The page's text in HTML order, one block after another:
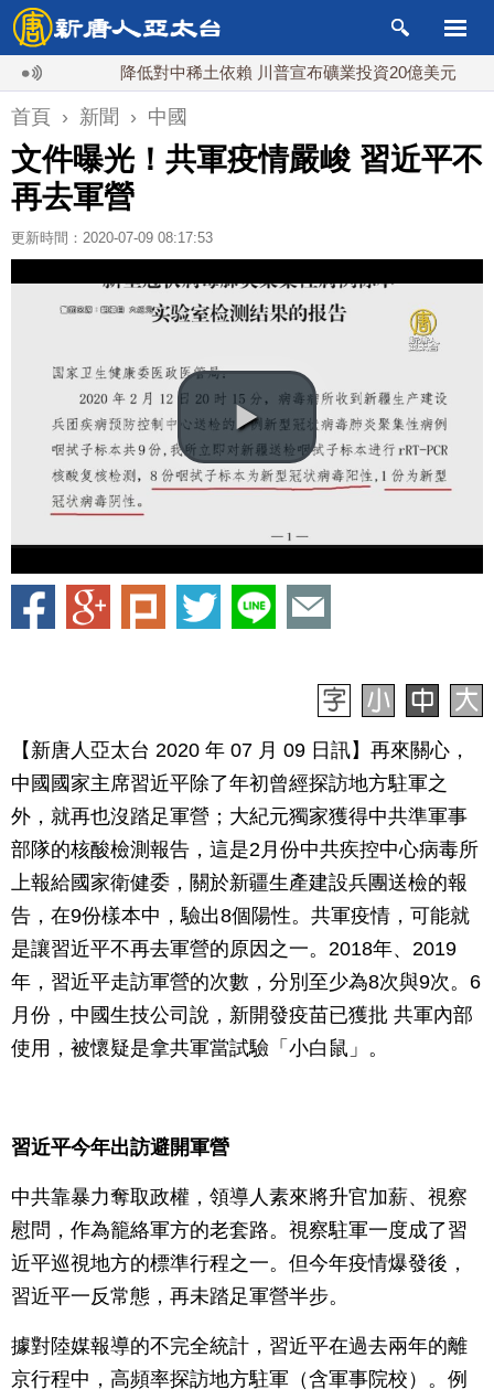
降低對中稀土依賴 川普宣布礦業投資20億美元 中東
首頁 › 新聞 › 中國
文件曝光！共軍疫情嚴峻 習近平不
再去軍營
更新時間：2020-07-09 08:17:53
【新唐人亞太台 2020 年 07 月 09 日訊】再來關心，
中國國家主席習近平除了年初曾經探訪地方駐軍之
外，就再也沒踏足軍營；大紀元獨家獲得中共準軍事
部隊的核酸檢測報告，這是2月份中共疾控中心病毒所
上報給國家衛健委，關於新疆生產建設兵團送檢的報
告，在9份樣本中，驗出8個陽性。共軍疫情，可能就
是讓習近平不再去軍營的原因之一。2018年、2019
年，習近平走訪軍營的次數，分別至少為8次與9次。6
月份，中國生技公司說，新開發疫苗已獲批 共軍內部
使用，被懷疑是拿共軍當試驗「小白鼠」。
習近平今年出訪避開軍營
中共靠暴力奪取政權，領導人素來將升官加薪、視察
慰問，作為籠絡軍方的老套路。視察駐軍一度成了習
近平巡視地方的標準行程之一。但今年疫情爆發後，
習近平一反常態，再未踏足軍營半步。
據對陸媒報導的不完全統計，習近平在過去兩年的離
京行程中，高頻率探訪地方駐軍（含軍事院校）。例